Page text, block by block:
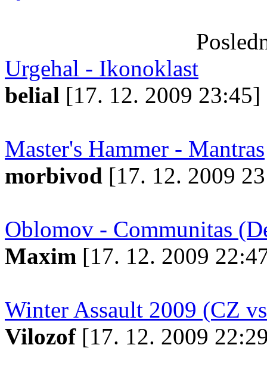
Urgehal - Ikonoklast
belial [17. 12. 2009 23:45]
Master's Hammer - Mantras
morbivod [17. 12. 2009
Oblomov - Communitas
Maxim [17. 12. 2009
Winter Assault 2009 (CZ
Vilozof[17. 12. 2009